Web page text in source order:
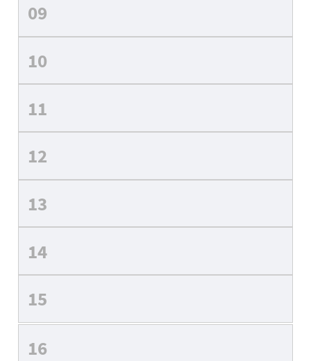
09
10
11
12
13
14
15
16